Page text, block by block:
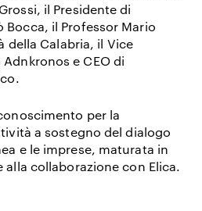
il Presidente di
Bocca, il Professor Mario
della Calabria, il Vice
e CEO di
per la
a sostegno del dialogo
e le imprese, maturata in
collaborazione con Elica.